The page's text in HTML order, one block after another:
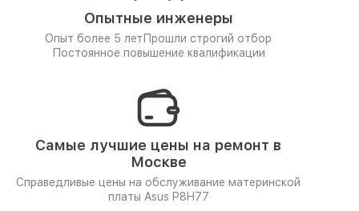
Опытные инженеры
Опыт более 5 лет Прошли строгий отбор
Постоянное повышение квалификации
Самые лучшие цены на ремонт в
Москве
Справедливые цены на обслуживание материнской
платы Asus P8H77